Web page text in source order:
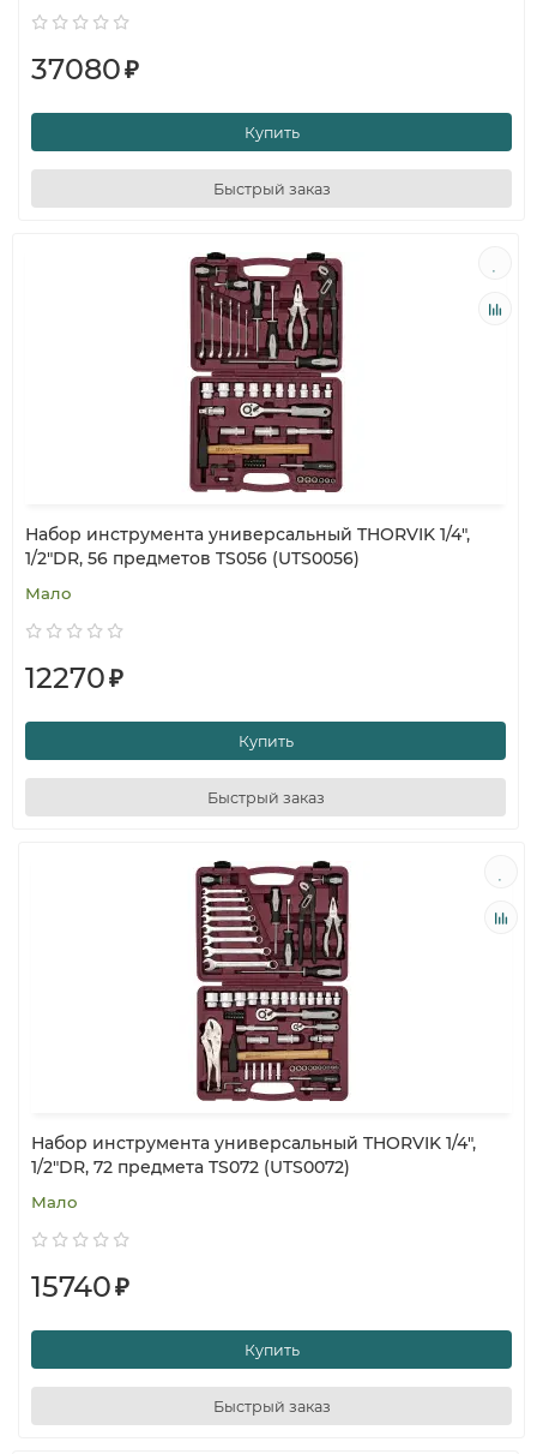
37080₽
Купить
Быстрый заказ
Набор инструмента универсальный THORVIK 1/4",
1/2"DR, 56 предметов TS056 (UTS0056)
Мало
12270₽
Купить
Быстрый заказ
Набор инструмента универсальный THORVIK 1/4",
1/2"DR, 72 предмета TS072 (UTS0072)
Мало
15740₽
Купить
Быстрый заказ